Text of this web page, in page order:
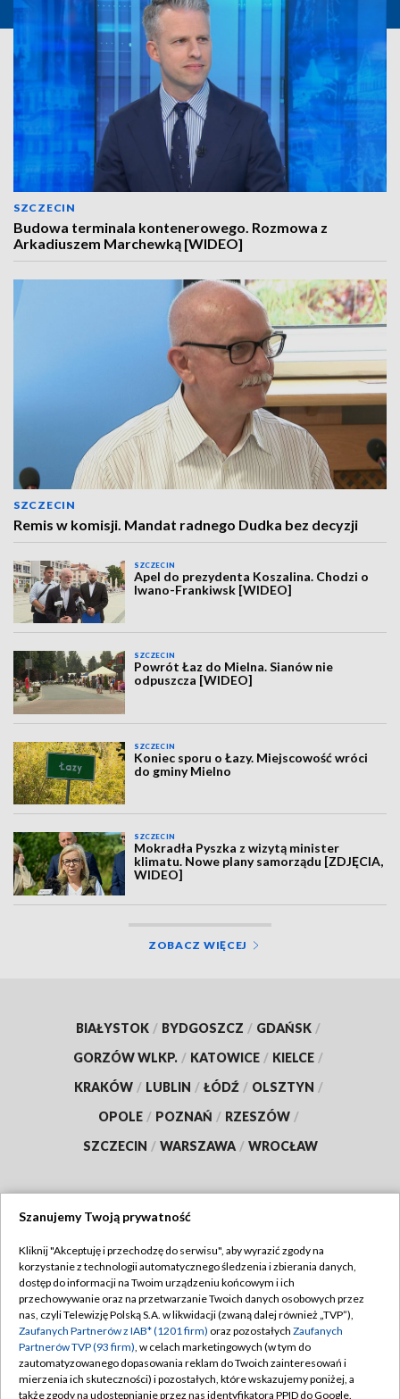
SZCZECIN
Budowa terminala kontenerowego. Rozmowa z
Arkadiuszem Marchewką [WIDEO]
SZCZECIN
Remis w komisji. Mandat radnego Dudka bez decyzji
SZCZECIN
Apel do prezydenta Koszalina. Chodzi o
Iwano-Frankiwsk [WIDEO]
SZCZECIN
Powrót Łaz do Mielna. Sianów nie
odpuszcza [WIDEO]
SZCZECIN
Koniec sporu o Łazy. Miejscowość wróci
do gminy Mielno
SZCZECIN
Mokradła Pyszka z wizytą minister
klimatu. Nowe plany samorządu [ZDJĘCIA,
WIDEO]
ZOBACZ WIĘCEJ
BIAŁYSTOK / BYDGOSZCZ / GDAŃSK /
GORZÓW WLKP. / KATOWICE / KIELCE /
KRAKÓW / LUBLIN / ŁÓDŹ / OLSZTYN /
OPOLE / POZNAŃ / RZESZÓW /
SZCZECIN / WARSZAWA / WROCŁAW
TVP
Abonament TVP
Emisja w TVP
Centrum informacji TVP
Naziemna Telewizja Cyfrowa
Regulamin TVP
Polityka prywatności
Moje zgody
Pomoc
Szanujemy Twoją prywatność
Kliknij "Akceptuję i przechodzę do serwisu", aby wyrazić zgody na
korzystanie z technologii automatycznego śledzenia i zbierania danych,
dostęp do informacji na Twoim urządzeniu końcowym i ich
przechowywanie oraz na przetwarzanie Twoich danych osobowych przez
nas, czyli Telewizję Polską S.A. w likwidacji (zwaną dalej również „TVP”),
Zaufanych Partnerów z IAB* (1201 firm) oraz pozostałych Zaufanych
Partnerów TVP (93 firm), w celach marketingowych (w tym do
zautomatyzowanego dopasowania reklam do Twoich zainteresowań i
mierzenia ich skuteczności) i pozostałych, które wskazujemy poniżej, a
także zgody na udostępnianie przez nas identyfikatora PPID do Google.